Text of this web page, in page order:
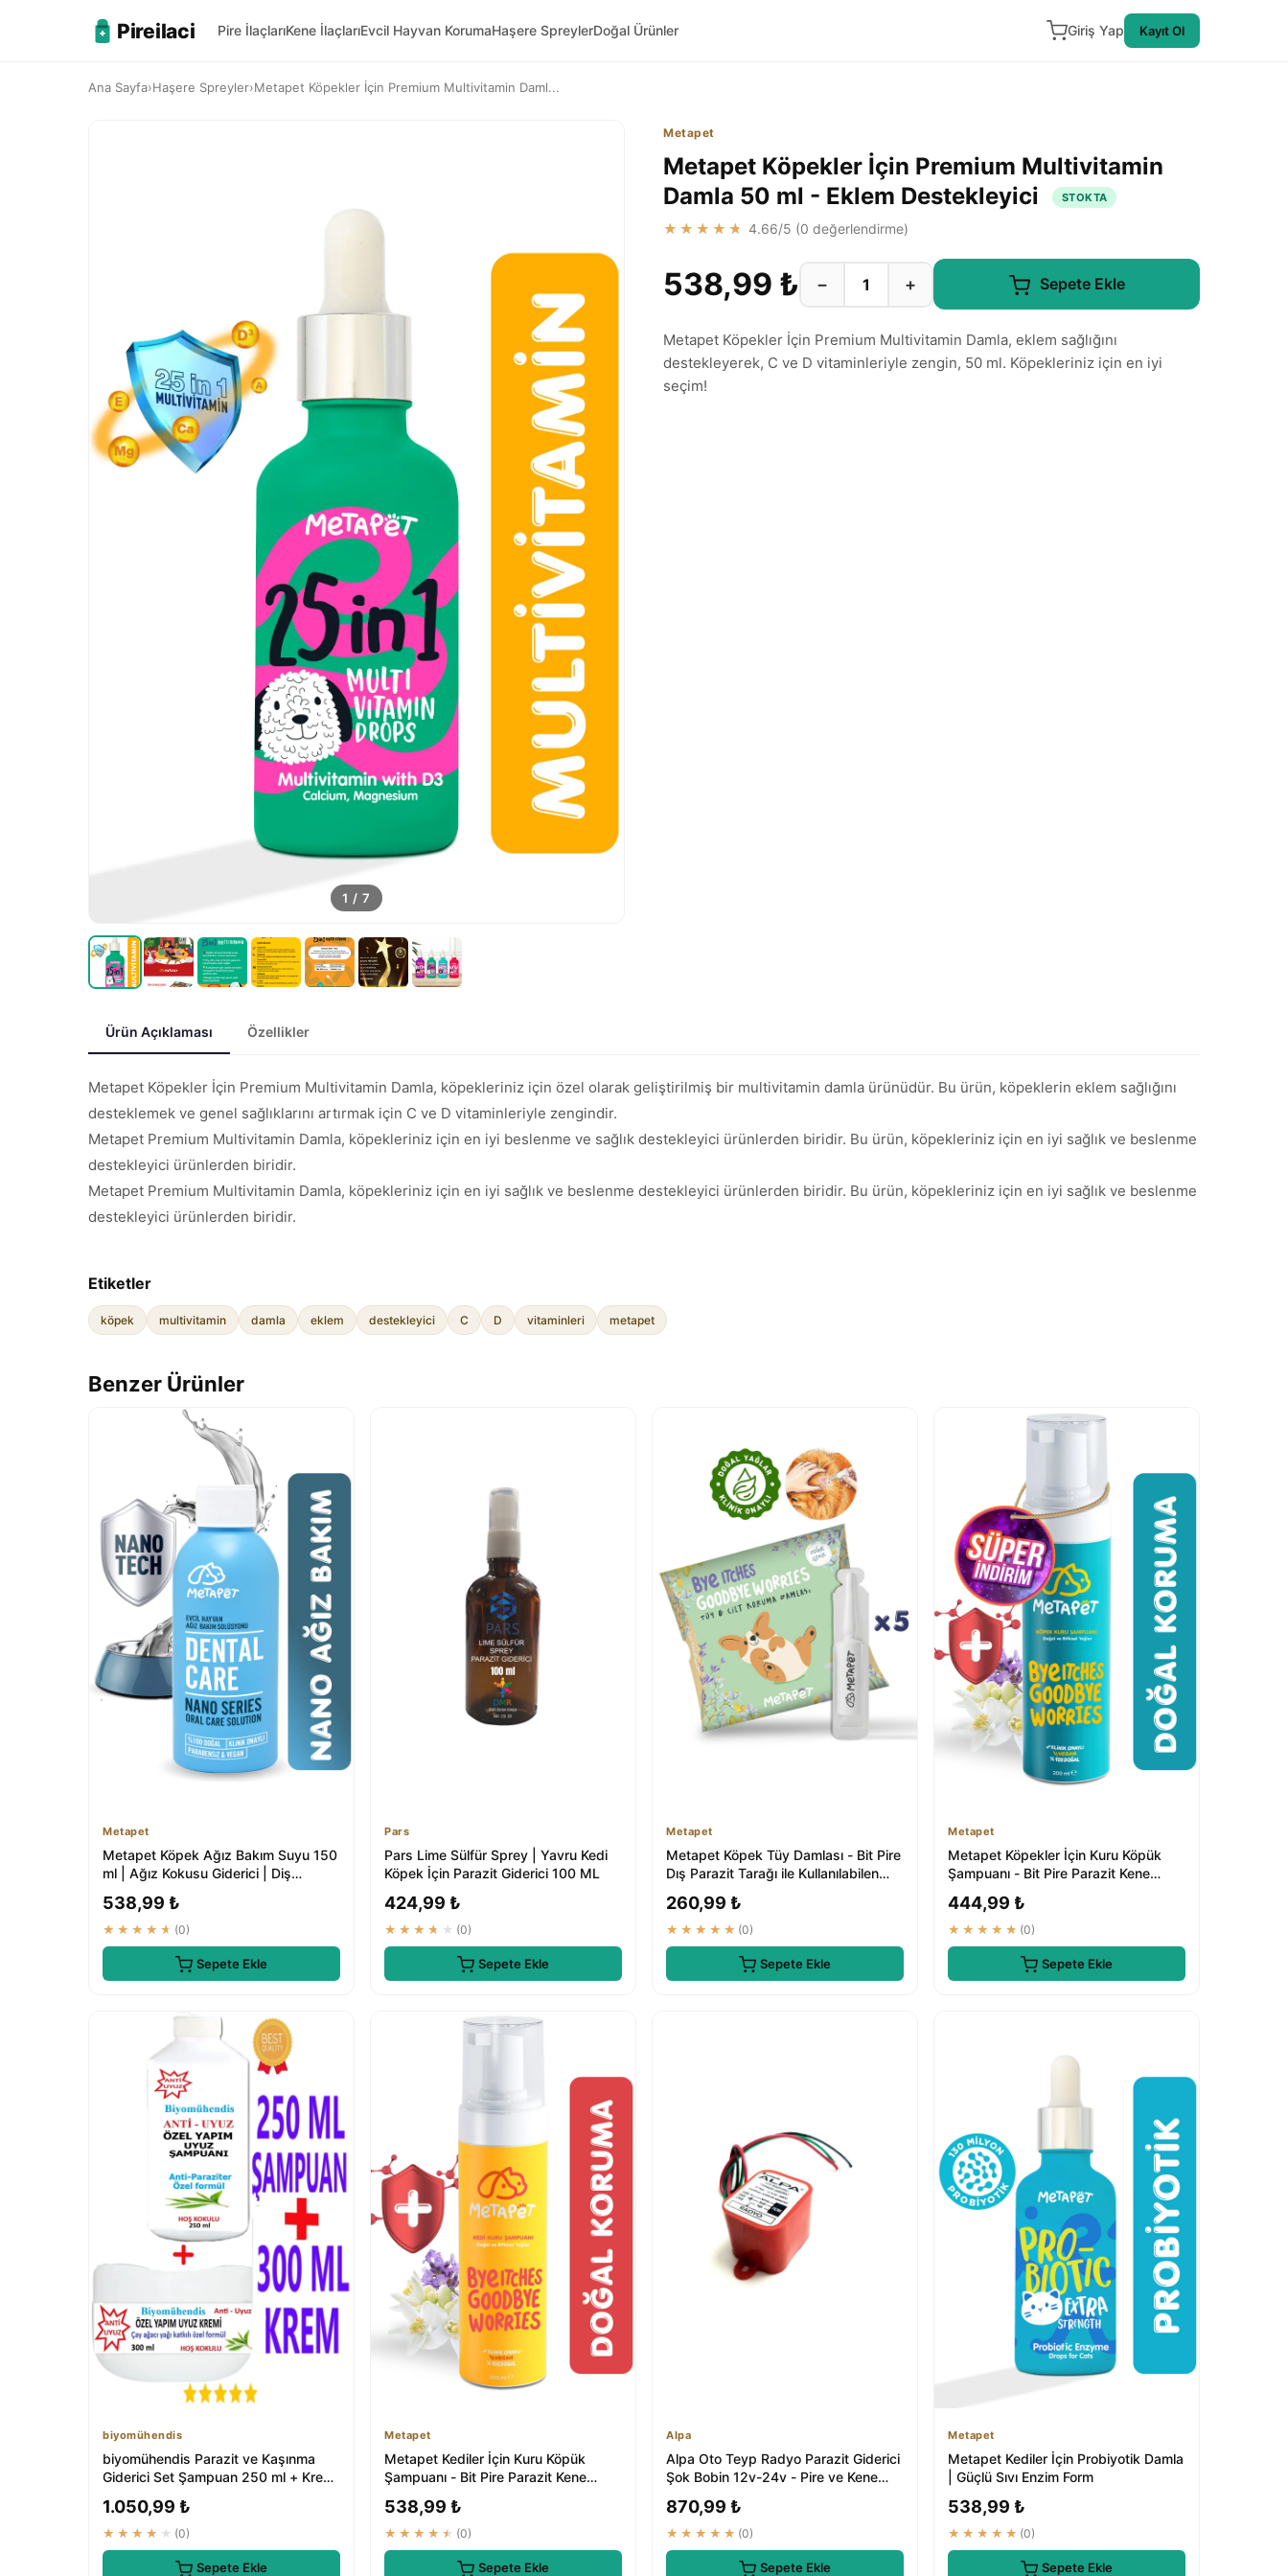
Pireilaci Pire İlaçlarıKene İlaçlarıEvcil Hayvan KorumaHaşere SpreylerDoğal Ürünler Giriş Yap Kayıt Ol
Ana Sayfa›Haşere Spreyler›Metapet Köpekler İçin Premium Multivitamin Daml...
1 / 7
Metapet
Metapet Köpekler İçin Premium Multivitamin
Damla 50 ml - Eklem Destekleyici
STOKTA
★★★★★ 4.66/5 (0 değerlendirme)
538,99 ₺ − + Sepete Ekle
Metapet Köpekler İçin Premium Multivitamin Damla, eklem sağlığını
destekleyerek, C ve D vitaminleriyle zengin, 50 ml. Köpekleriniz için en iyi
seçim!
Ürün Açıklaması Özellikler
Metapet Köpekler İçin Premium Multivitamin Damla, köpekleriniz için özel olarak geliştirilmiş bir multivitamin damla ürünüdür. Bu ürün, köpeklerin eklem sağlığını
desteklemek ve genel sağlıklarını artırmak için C ve D vitaminleriyle zengindir.
Metapet Premium Multivitamin Damla, köpekleriniz için en iyi beslenme ve sağlık destekleyici ürünlerden biridir. Bu ürün, köpekleriniz için en iyi sağlık ve beslenme
destekleyici ürünlerden biridir.
Metapet Premium Multivitamin Damla, köpekleriniz için en iyi sağlık ve beslenme destekleyici ürünlerden biridir. Bu ürün, köpekleriniz için en iyi sağlık ve beslenme
destekleyici ürünlerden biridir.
Etiketler
köpek multivitamin damla eklem destekleyici C D vitaminleri metapet
Benzer Ürünler
Metapet
Metapet Köpek Ağız Bakım Suyu 150
ml | Ağız Kokusu Giderici | Diş
538,99 ₺
★★★★★ (0)
Sepete Ekle
Pars
Pars Lime Sülfür Sprey | Yavru Kedi
Köpek İçin Parazit Giderici 100 ML
424,99 ₺
★★★★★ (0)
Sepete Ekle
Metapet
Metapet Köpek Tüy Damlası - Bit Pire
Dış Parazit Tarağı ile Kullanılabilen
260,99 ₺
★★★★★ (0)
Sepete Ekle
Metapet
Metapet Köpekler İçin Kuru Köpük
Şampuanı - Bit Pire Parazit Kene
444,99 ₺
★★★★★ (0)
Sepete Ekle
biyomühendis
biyomühendis Parazit ve Kaşınma
Giderici Set Şampuan 250 ml + Krem
300 ml Ail...
1.050,99 ₺
★★★★★ (0)
Sepete Ekle
Metapet
Metapet Kediler İçin Kuru Köpük
Şampuanı - Bit Pire Parazit Kene
Damlası Tara...
538,99 ₺
★★★★★ (0)
Sepete Ekle
Alpa
Alpa Oto Teyp Radyo Parazit Giderici
Şok Bobin 12v-24v - Pire ve Kene
İlaçları
870,99 ₺
★★★★★ (0)
Sepete Ekle
Metapet
Metapet Kediler İçin Probiyotik Damla
| Güçlü Sıvı Enzim Form
538,99 ₺
★★★★★ (0)
Sepete Ekle